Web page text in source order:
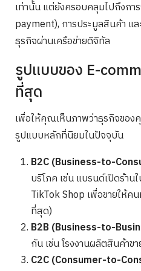
เท่านั้น แต่ยังครอบคลุมไปถึงกา
payment), การประมูลสินค้า แ
ธุรกิจผ่านเครือข่ายดิจิทัล
รูปแบบของ E-
ที่สุด
เพื่อให้คุณเห็นภาพว่าธุรกิจขอ
รูปแบบหลักที่นิยมในปัจจุบัน
B2C (Business-to-
บริโภค เช่น แบรนด์เปิดร้าน
TikTok Shop เพื่อขายให้
ที่สุด)
B2B (Business-to-
กัน เช่น โรงงานผลิตสินค้าข
C2C (Consumer-to-